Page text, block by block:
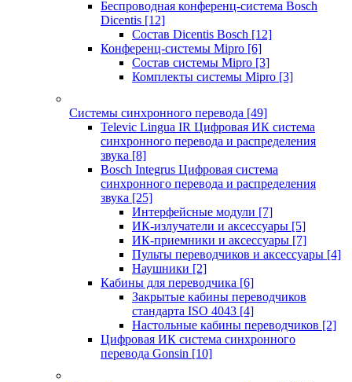
Беспроводная конференц-система Bosch
Dicentis [12]
Состав Dicentis Bosch [12]
Конференц-системы Mipro [6]
Состав системы Mipro [3]
Комплекты системы Mipro [3]
Системы синхронного перевода [49]
Televic Lingua IR Цифровая ИК система
синхронного перевода и распределения
звука [8]
Bosch Integrus Цифровая система
синхронного перевода и распределения
звука [25]
Интерфейсные модули [7]
ИК-излучатели и аксессуары [5]
ИК-приемники и аксессуары [7]
Пульты переводчиков и аксессуары [4]
Наушники [2]
Кабины для переводчика [6]
Закрытые кабины переводчиков
стандарта ISO 4043 [4]
Настольные кабины переводчиков [2]
Цифровая ИК система синхронного
перевода Gonsin [10]